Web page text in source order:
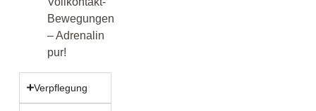
Bewegungen
– Adrenalin
pur!
Verpflegung